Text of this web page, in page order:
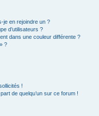
je en rejoindre un ?
d’utilisateurs ?
dans une couleur différente ?
?
!
de quelqu’un sur ce forum !